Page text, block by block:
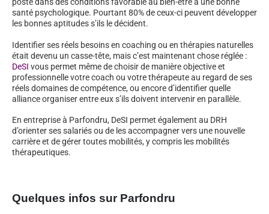
santé psychologique. Pourtant 80% de ceux-ci peuvent développer
les bonnes aptitudes s’ils le décident.
Identifier ses réels besoins en coaching ou en thérapies naturelles
était devenu un casse-tête, mais c’est maintenant chose réglée :
DeSI vous permet même de choisir de manière objective et
professionnelle votre coach ou votre thérapeute au regard de ses
réels domaines de compétence, ou encore d’identifier quelle
alliance organiser entre eux s’ils doivent intervenir en parallèle.
En entreprise à Parfondru, DeSI permet également au DRH
d’orienter ses salariés ou de les accompagner vers une nouvelle
carrière et de gérer toutes mobilités, y compris les mobilités
thérapeutiques.
Quelques infos sur Parfondru